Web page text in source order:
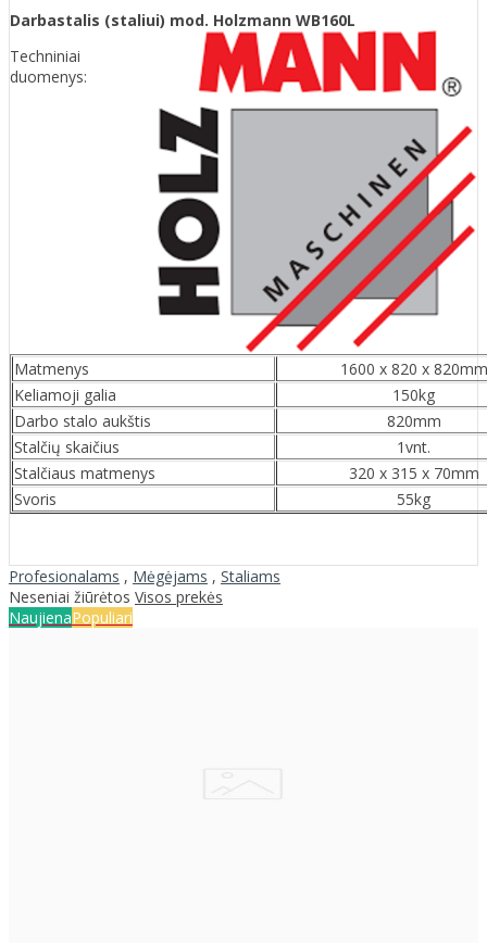
Darbastalis (staliui) mod. Holzmann WB160L
Techniniai
duomenys:
Matmenys
1600 x 820 x 820mm
Keliamoji galia
150kg
Darbo stalo aukštis
820mm
Stalčių skaičius
1vnt.
Stalčiaus matmenys
320 x 315 x 70mm
Svoris
55kg
Profesionalams , Mėgėjams , Staliams
Neseniai žiūrėtos Visos prekės
NaujienaPopuliari